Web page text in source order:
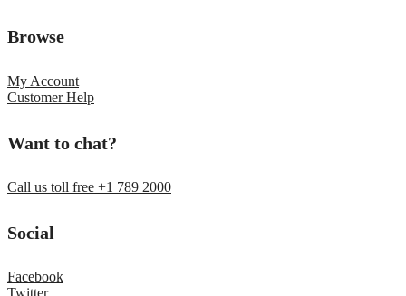
Browse
My Account
Customer Help
Want to chat?
Call us toll free +1 789 2000
Social
Facebook